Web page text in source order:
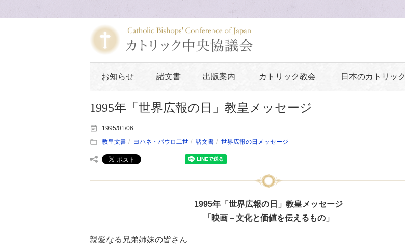
お知らせ 諸文書 出版案内 カトリック教会 日本のカトリック
1995年「世界広報の日」教皇メッセージ
1995/01/06
教皇文書
ヨハネ・パウロ二世 諸文書 世界広報の日メッセージ
1995年「世界広報の日」教皇メッセージ
「映画－文化と価値を伝えるもの」
親愛なる兄弟姉妹の皆さん